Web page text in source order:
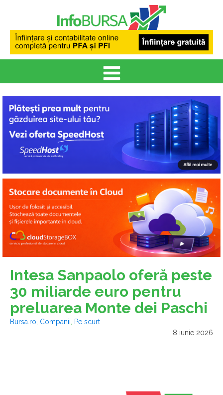
Intesa Sanpaolo oferă peste
30 miliarde euro pentru
preluarea Monte dei Paschi
Bursa.ro Companii
Pe scurt
8 iunie 2026